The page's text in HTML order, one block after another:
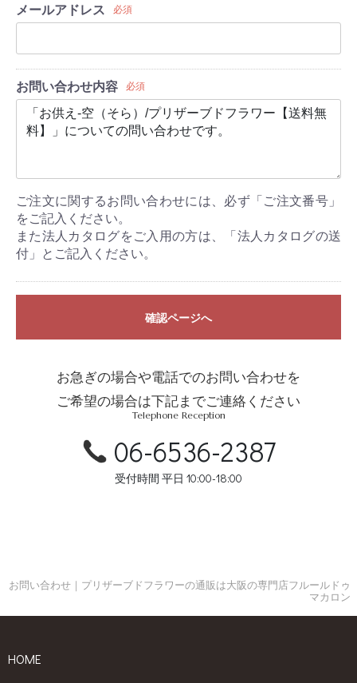
メールアドレス 必須
お問い合わせ内容 必須
ご注文に関するお問い合わせには、必ず「ご注文番号」
をご記入ください。
また法人カタログをご入用の方は、「法人カタログの送
付」とご記入ください。
確認ページへ
お急ぎの場合や電話でのお問い合わせを
ご希望の場合は下記までご連絡ください
Telephone Reception
06-6536-2387
受付時間 平日 10:00-18:00
お問い合わせ｜プリザーブドフラワーの通販は大阪の専門店フルールドゥ
マカロン
HOME